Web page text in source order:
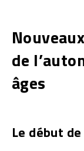
de
âges
Le début